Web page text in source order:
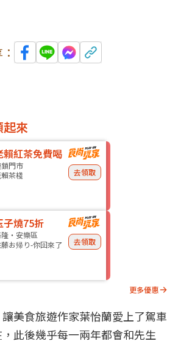
來
賴紅茶免費喝
門市
茶棧
去領取
子燒75折
・安樂區
お帰り-你回來了
去領取
更多優惠
美食旅遊作家葉怡蘭愛上了駕車
此後幾乎每一兩年都會和先生